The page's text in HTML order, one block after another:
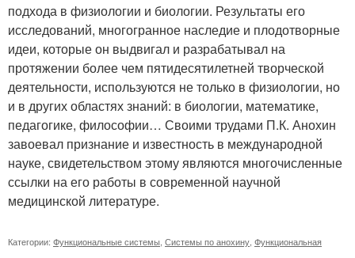
подхода в физиологии и биологии. Результаты его
исследований, многогранное наследие и плодотворные
идеи, которые он выдвигал и разрабатывал на
протяжении более чем пятидесятилетней творческой
деятельности, используются не только в физиологии, но
и в других областях знаний: в биологии, математике,
педагогике, философии… Своими трудами П.К. Анохин
завоевал признание и известность в международной
науке, свидетельством этому являются многочисленные
ссылки на его работы в современной научной
медицинской литературе.
Категории: Функциональные системы Системы по анохину Функциональная